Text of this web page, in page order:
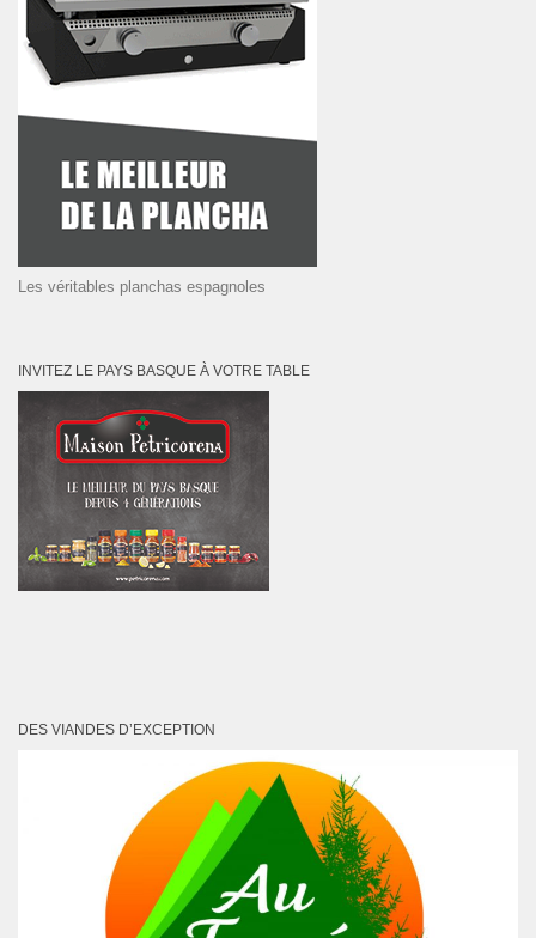
Les véritables planchas espagnoles
INVITEZ LE PAYS BASQUE À VOTRE TABLE
DES VIANDES D’EXCEPTION